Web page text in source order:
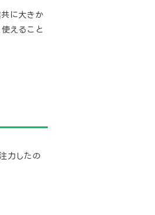
に大きか
えること
力したの